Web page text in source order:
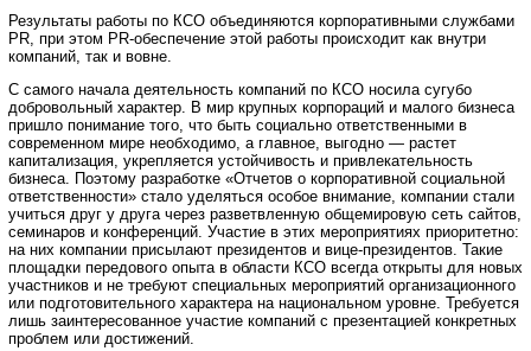
Результаты работы по КСО объединяются корпоративными службами
PR, при этом PR-обеспечение этой работы происходит как внутри
компаний, так и вовне.
С самого начала деятельность компаний по КСО носила сугубо
добровольный характер. В мир крупных корпораций и малого бизнеса
пришло понимание того, что быть социально ответственными в
современном мире необходимо, а главное, выгодно — растет
капитализация, укрепляется устойчивость и привлекательность
бизнеса. Поэтому разработке «Отчетов о корпоративной социальной
ответственности» стало уделяться особое внимание, компании стали
учиться друг у друга через разветвленную общемировую сеть сайтов,
семинаров и конференций. Участие в этих мероприятиях приоритетно:
на них компании присылают президентов и вице-президентов. Такие
площадки передового опыта в области КСО всегда открыты для новых
участников и не требуют специальных мероприятий организационного
или подготовительного характера на национальном уровне. Требуется
лишь заинтересованное участие компаний с презентацией конкретных
проблем или достижений.